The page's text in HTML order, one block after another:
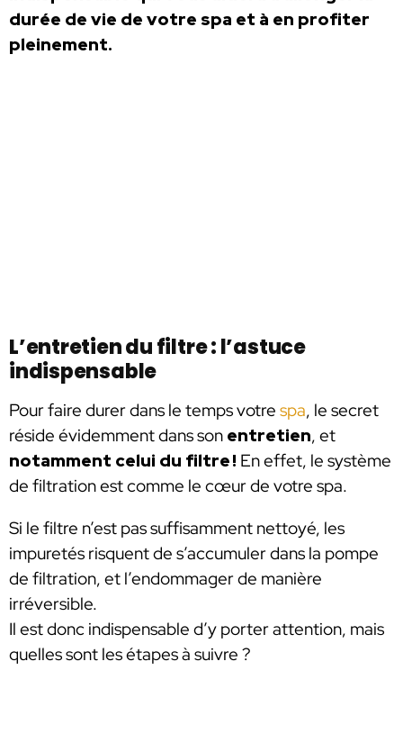
durée de vie de votre spa et à en profiter
pleinement.
L’entretien du filtre : l’astuce
indispensable
Pour faire durer dans le temps votre spa, le secret
réside évidemment dans son entretien, et
notamment celui du filtre ! En effet, le système
de filtration est comme le cœur de votre spa.
Si le filtre n’est pas suffisamment nettoyé, les
impuretés risquent de s’accumuler dans la pompe
de filtration, et l’endommager de manière
irréversible.
Il est donc indispensable d’y porter attention, mais
quelles sont les étapes à suivre ?